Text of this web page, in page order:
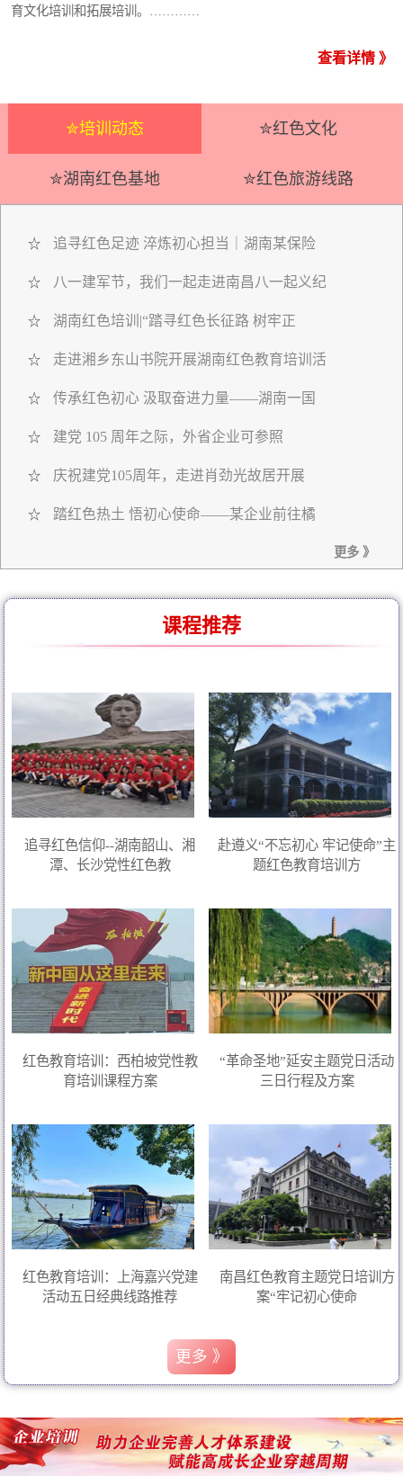
育文化培训和拓展培训。…………
查看详情 》
✮培训动态 ✮红色文化
✮湖南红色基地 ✮红色旅游线路
☆ 追寻红色足迹 淬炼初心担当｜湖南某保险
☆ 八一建军节，我们一起走进南昌八一起义纪
☆ 湖南红色培训|“踏寻红色长征路 树牢正
☆ 走进湘乡东山书院开展湖南红色教育培训活
☆ 传承红色初心 汲取奋进力量——湖南一国
☆ 建党 105 周年之际，外省企业可参照
☆ 庆祝建党105周年，走进肖劲光故居开展
☆ 踏红色热土 悟初心使命——某企业前往橘
更多 》
课程推荐
追寻红色信仰--湖南韶山、湘
潭、长沙党性红色教
赴遵义“不忘初心 牢记使命”主
题红色教育培训方
红色教育培训：西柏坡党性教
育培训课程方案
“革命圣地”延安主题党日活动
三日行程及方案
红色教育培训：上海嘉兴党建
活动五日经典线路推荐
南昌红色教育主题党日培训方
案“牢记初心使命
更多 》